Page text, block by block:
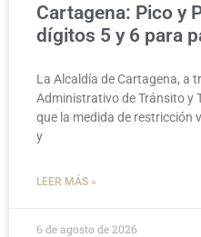
Cartagena: Pico y
dígitos 5 y 6 para
La Alcaldía de Cartagena, a
Administrativo de Tránsito y
que la medida de restricción
y
LEER MÁS »
6 de agosto de 2026